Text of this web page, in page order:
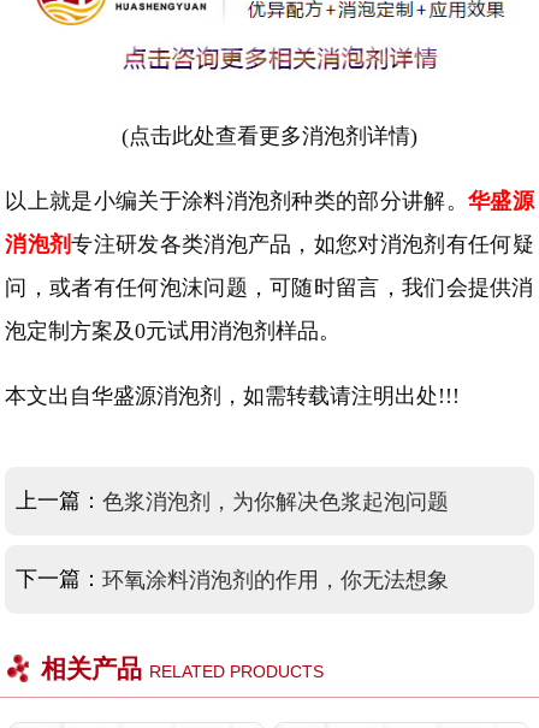
(点击此处查看更多消泡剂详情)
以上就是小编关于涂料消泡剂种类的部分讲解。 华盛源
消泡剂专注研发各类消泡产品，如您对消泡剂有任何疑
问，或者有任何泡沫问题，可随时留言，我们会提供消
泡定制方案及0元试用消泡剂样品。
本文出自华盛源消泡剂，如需转载请注明出处!!!
上一篇：色浆消泡剂，为你解决色浆起泡问题
下一篇：环氧涂料消泡剂的作用，你无法想象
相关产品 RELATED PRODUCTS